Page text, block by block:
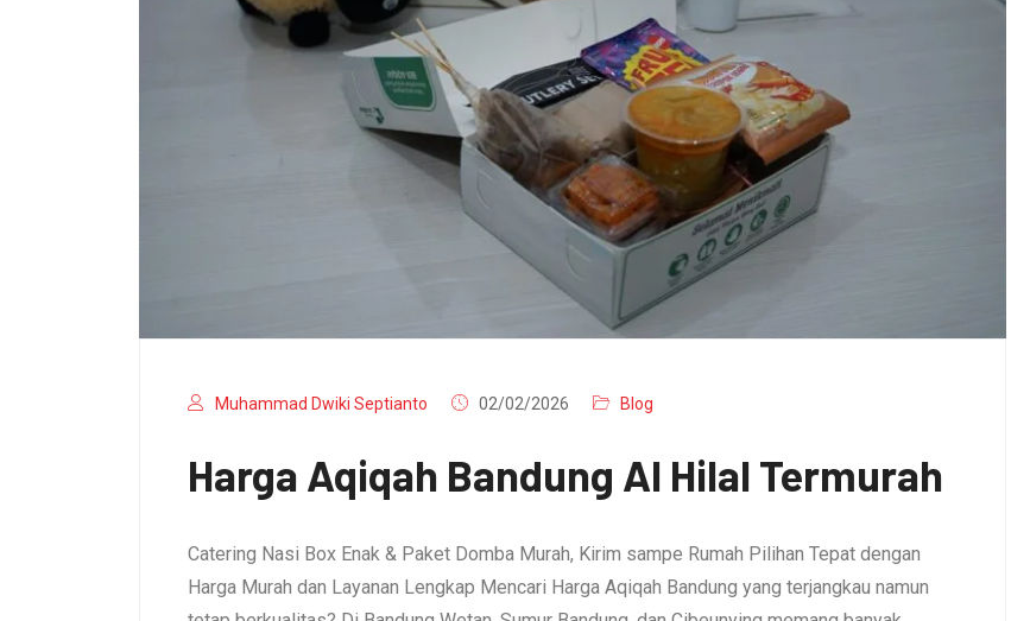
Muhammad Dwiki Septianto 02/02/2026 Blog
Harga Aqiqah Bandung Al Hilal Termurah
Catering Nasi Box Enak & Paket Domba Murah, Kirim sampe Rumah Pilihan Tepat dengan
Harga Murah dan Layanan Lengkap Mencari Harga Aqiqah Bandung yang terjangkau namun